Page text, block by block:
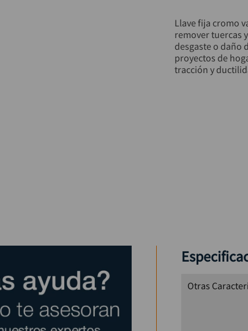
Llave fija cromo
remover tuercas
desgaste o daño
proyectos de
tracción y
Otras